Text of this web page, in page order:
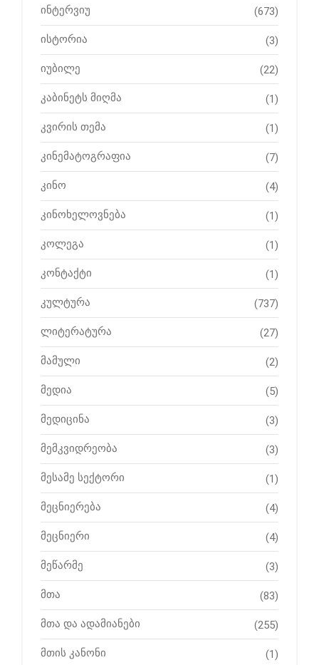
ინტერვიუ (673)
ისტორია (3)
იუბილე (22)
კაბინეტს მიღმა (1)
კვირის თემა (1)
კინემატოგრაფია (7)
კინო (4)
კინოხელოვნება (1)
კოლეგა (1)
კონტაქტი (1)
კულტურა (737)
ლიტერატურა (27)
მამული (2)
მედია (5)
მედიცინა (3)
მემკვიდრეობა (3)
მესამე სექტორი (1)
მეცნიერება (4)
მეცნიერი (4)
მეწარმე (3)
მთა (83)
მთა და ადამიანები (255)
მთის კანონი (1)